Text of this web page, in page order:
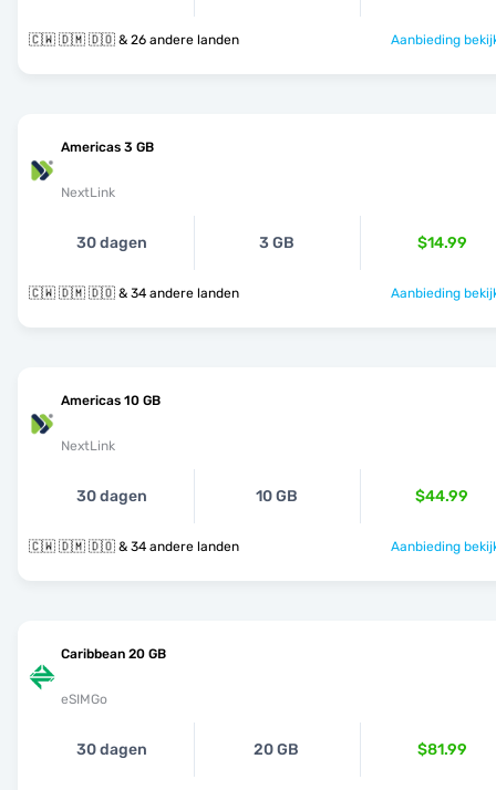
🇨🇼 🇩🇲 🇩🇴 & 26 andere landen Aanbieding
Americas 3 GB
NextLink
30 dagen 3 GB $14.99
🇨🇼 🇩🇲 🇩🇴 & 34 andere landen Aanbieding
Americas 10 GB
NextLink
30 dagen 10 GB $44.99
🇨🇼 🇩🇲 🇩🇴 & 34 andere landen Aanbieding
Caribbean 20 GB
eSIMGo
30 dagen 20 GB $81.99